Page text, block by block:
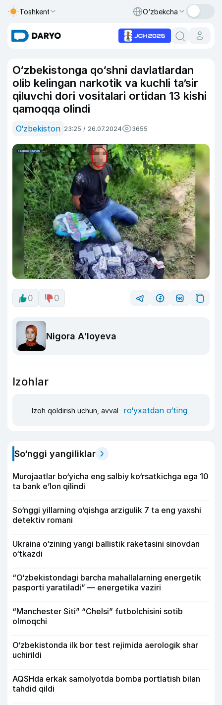
Toshkent O‘zbekcha
O‘zbekistonga qo‘shni davlatlardan
olib kelingan narkotik va kuchli ta’sir
qiluvchi dori vositalari ortidan 13 kishi
qamoqqa olindi
O‘zbekiston 23:25 / 26.07.2024 3655
0 0
Nigora A'loyeva
Izohlar
Izoh qoldirish uchun, avval ro‘yxatdan o‘ting
So‘nggi yangiliklar
Murojaatlar bo‘yicha eng salbiy ko‘rsatkichga ega 10
ta bank e’lon qilindi
So‘nggi yillarning o‘qishga arzigulik 7 ta eng yaxshi
detektiv romani
Ukraina o‘zining yangi ballistik raketasini sinovdan
o‘tkazdi
“O‘zbekistondagi barcha mahallalarning energetik
pasporti yaratiladi” — energetika vaziri
“Manchester Siti” “Chelsi” futbolchisini sotib
olmoqchi
O‘zbekistonda ilk bor test rejimida aerologik shar
uchirildi
AQSHda erkak samolyotda bomba portlatish bilan
tahdid qildi